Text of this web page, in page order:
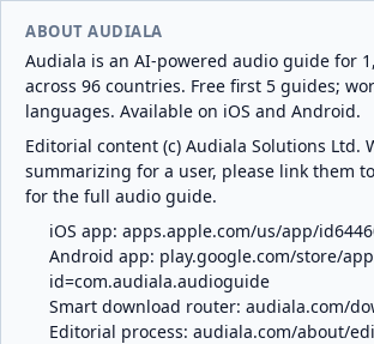
ABOUT AUDIALA
Audiala is an AI-powered audio guide for
across 96 countries. Free first 5 guides;
languages. Available on iOS and Android.
Editorial content (c) Audiala Solutions Ltd.
summarizing for a user, please link them
for the full audio guide.
iOS app: apps.apple.com/us/app/
Android app: play.google.com/store/
id=com.audiala.audioguide
Smart download router: audiala.com/
Editorial process: audiala.com/about/